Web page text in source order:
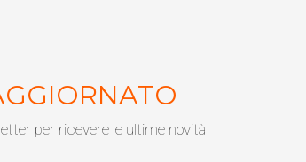
per ricevere le ultime novità